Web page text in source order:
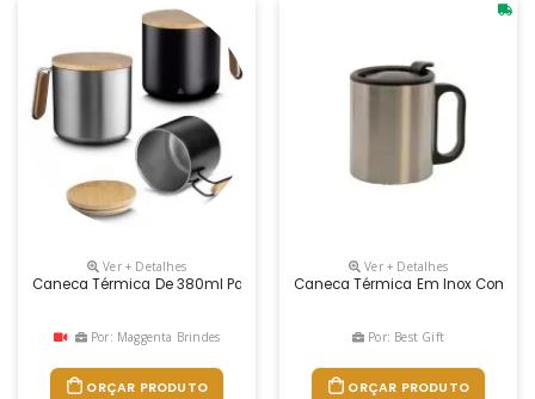
Ver + Detalhes
Caneca Térmica De 380ml Para Brindes Promocionais
Por: Maggenta Brindes
ORÇAR PRODUTO
Ver + Detalhes
Caneca Térmica Em Inox Com
Por: Best Gift
ORÇAR PRODUTO